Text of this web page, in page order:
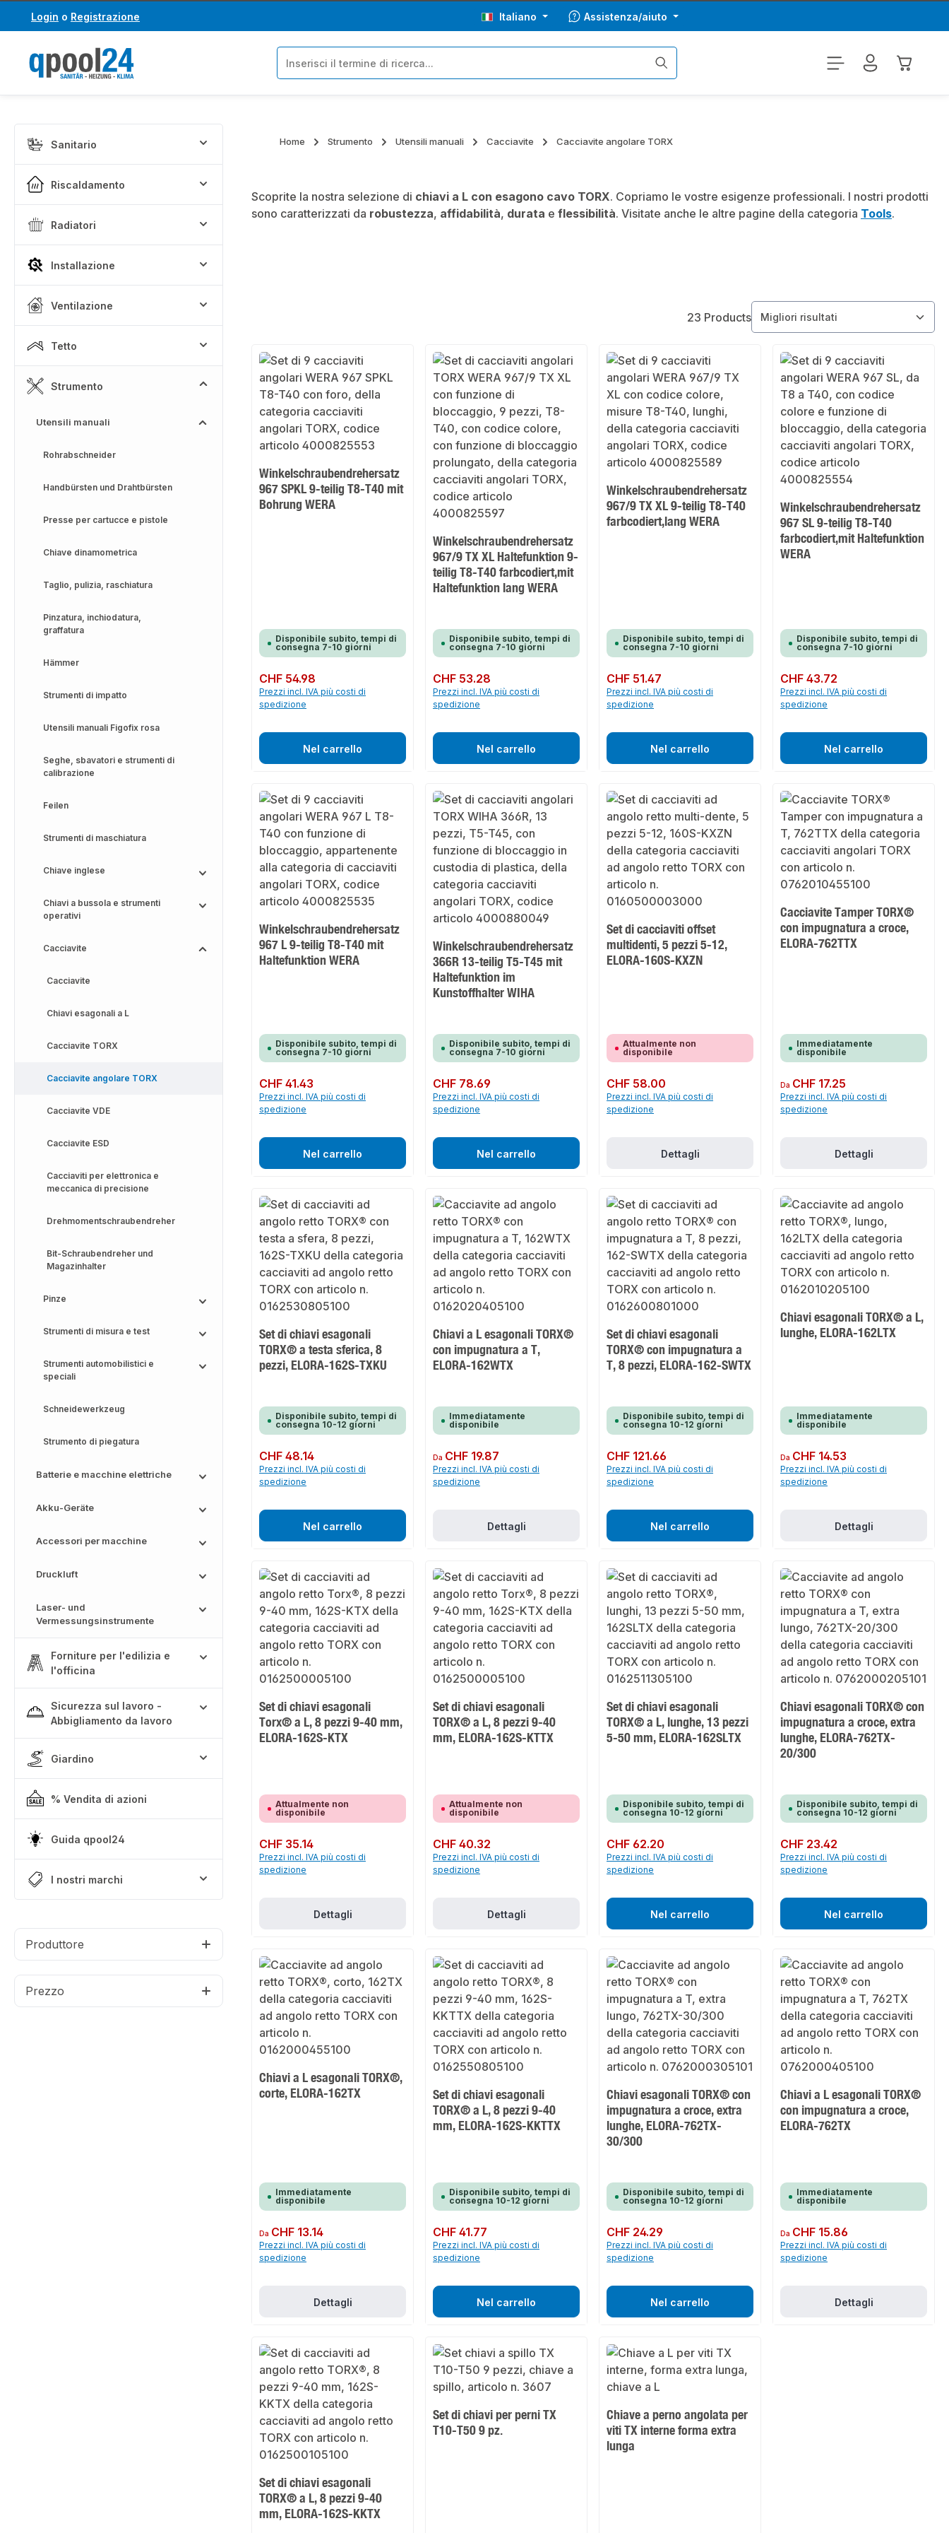
al contenuto principale
Salta alla ricerca
Login o Registrazione Italiano Assistenza/aiuto
Il
Sanitario
Riscaldamento
Radiatori
Installazione
Ventilazione
Tetto
Strumento
Utensili manuali
Rohrabschneider
Handbürsten und Drahtbürsten
Presse per cartucce e pistole
Chiave dinamometrica
Taglio, pulizia, raschiatura
Pinzatura, inchiodatura,
graffatura
Hämmer
Strumenti di impatto
Utensili manuali Figofix rosa
Seghe, sbavatori e strumenti di
calibrazione
Feilen
Strumenti di maschiatura
Chiave inglese
Chiavi a bussola e strumenti
operativi
Cacciavite
Cacciavite
Chiavi esagonali a L
Cacciavite TORX
Cacciavite angolare TORX
Cacciavite VDE
Cacciavite ESD
Cacciaviti per elettronica e
meccanica di precisione
Drehmomentschraubendreher
Bit-Schraubendreher und
Magazinhalter
Pinze
Strumenti di misura e test
Strumenti automobilistici e
speciali
Schneidewerkzeug
Strumento di piegatura
Batterie e macchine elettriche
Akku-Geräte
Accessori per macchine
Druckluft
Laser- und
Vermessungsinstrumente
Forniture per l'edilizia e
l'officina
Sicurezza sul lavoro -
Abbigliamento da lavoro
Giardino
% Vendita di azioni
Guida qpool24
I nostri marchi
Produttore
Prezzo
Home Strumento Utensili manuali Cacciavite Cacciavite angolare TORX
Scoprite la nostra selezione di chiavi a L con esagono cavo TORX. Copriamo le vostre esigenze professionali. I nostri prodotti
sono caratterizzati da robustezza, affidabilità, durata e flessibilità. Visitate anche le altre pagine della categoria Tools.
23 Products
Winkelschraubendrehersatz
967 SPKL 9-teilig T8-T40 mit
Bohrung WERA
Disponibile subito, tempi di
consegna 7-10 giorni
Prezzo normale:
CHF 54.98
Prezzi incl. IVA più costi di
spedizione
Nel carrello
Winkelschraubendrehersatz
967/9 TX XL Haltefunktion 9-
teilig T8-T40 farbcodiert,mit
Haltefunktion lang WERA
Disponibile subito, tempi di
consegna 7-10 giorni
Prezzo normale:
CHF 53.28
Prezzi incl. IVA più costi di
spedizione
Nel carrello
Winkelschraubendrehersatz
967/9 TX XL 9-teilig T8-T40
farbcodiert,lang WERA
Disponibile subito, tempi di
consegna 7-10 giorni
Prezzo normale:
CHF 51.47
Prezzi incl. IVA più costi di
spedizione
Nel carrello
Winkelschraubendrehersatz
967 SL 9-teilig T8-T40
farbcodiert,mit Haltefunktion
WERA
Disponibile subito, tempi di
consegna 7-10 giorni
Prezzo normale:
CHF 43.72
Prezzi incl. IVA più costi di
spedizione
Nel carrello
Winkelschraubendrehersatz
967 L 9-teilig T8-T40 mit
Haltefunktion WERA
Disponibile subito, tempi di
consegna 7-10 giorni
Prezzo normale:
CHF 41.43
Prezzi incl. IVA più costi di
spedizione
Nel carrello
Winkelschraubendrehersatz
366R 13-teilig T5-T45 mit
Haltefunktion im
Kunstoffhalter WIHA
Disponibile subito, tempi di
consegna 7-10 giorni
Prezzo normale:
CHF 78.69
Prezzi incl. IVA più costi di
spedizione
Nel carrello
Set di cacciaviti offset
multidenti, 5 pezzi 5-12,
ELORA-160S-KXZN
Attualmente non
disponibile
Prezzo normale:
CHF 58.00
Prezzi incl. IVA più costi di
spedizione
Dettagli
Cacciavite Tamper TORX®
con impugnatura a croce,
ELORA-762TTX
Immediatamente
disponibile
Prezzo normale:
Da CHF 17.25
Prezzi incl. IVA più costi di
spedizione
Dettagli
Set di chiavi esagonali
TORX® a testa sferica, 8
pezzi, ELORA-162S-TXKU
Disponibile subito, tempi di
consegna 10-12 giorni
Prezzo normale:
CHF 48.14
Prezzi incl. IVA più costi di
spedizione
Nel carrello
Chiavi a L esagonali TORX®
con impugnatura a T,
ELORA-162WTX
Immediatamente
disponibile
Prezzo normale:
Da CHF 19.87
Prezzi incl. IVA più costi di
spedizione
Dettagli
Set di chiavi esagonali
TORX® con impugnatura a
T, 8 pezzi, ELORA-162-SWTX
Disponibile subito, tempi di
consegna 10-12 giorni
Prezzo normale:
CHF 121.66
Prezzi incl. IVA più costi di
spedizione
Nel carrello
Chiavi esagonali TORX® a L,
lunghe, ELORA-162LTX
Immediatamente
disponibile
Prezzo normale:
Da CHF 14.53
Prezzi incl. IVA più costi di
spedizione
Dettagli
Set di chiavi esagonali
Torx® a L, 8 pezzi 9-40 mm,
ELORA-162S-KTX
Attualmente non
disponibile
Prezzo normale:
CHF 35.14
Prezzi incl. IVA più costi di
spedizione
Dettagli
Set di chiavi esagonali
TORX® a L, 8 pezzi 9-40
mm, ELORA-162S-KTTX
Attualmente non
disponibile
Prezzo normale:
CHF 40.32
Prezzi incl. IVA più costi di
spedizione
Dettagli
Set di chiavi esagonali
TORX® a L, lunghe, 13 pezzi
5-50 mm, ELORA-162SLTX
Disponibile subito, tempi di
consegna 10-12 giorni
Prezzo normale:
CHF 62.20
Prezzi incl. IVA più costi di
spedizione
Nel carrello
Chiavi esagonali TORX® con
impugnatura a croce, extra
lunghe, ELORA-762TX-
20/300
Disponibile subito, tempi di
consegna 10-12 giorni
Prezzo normale:
CHF 23.42
Prezzi incl. IVA più costi di
spedizione
Nel carrello
Chiavi a L esagonali TORX®,
corte, ELORA-162TX
Immediatamente
disponibile
Prezzo normale:
Da CHF 13.14
Prezzi incl. IVA più costi di
spedizione
Dettagli
Set di chiavi esagonali
TORX® a L, 8 pezzi 9-40
mm, ELORA-162S-KKTTX
Disponibile subito, tempi di
consegna 10-12 giorni
Prezzo normale:
CHF 41.77
Prezzi incl. IVA più costi di
spedizione
Nel carrello
Chiavi esagonali TORX® con
impugnatura a croce, extra
lunghe, ELORA-762TX-
30/300
Disponibile subito, tempi di
consegna 10-12 giorni
Prezzo normale:
CHF 24.29
Prezzi incl. IVA più costi di
spedizione
Nel carrello
Chiavi a L esagonali TORX®
con impugnatura a croce,
ELORA-762TX
Immediatamente
disponibile
Prezzo normale:
Da CHF 15.86
Prezzi incl. IVA più costi di
spedizione
Dettagli
Set di chiavi esagonali
TORX® a L, 8 pezzi 9-40
mm, ELORA-162S-KKTX
Set di chiavi per perni TX
T10-T50 9 pz.
Chiave a perno angolata per
viti TX interne forma extra
lunga